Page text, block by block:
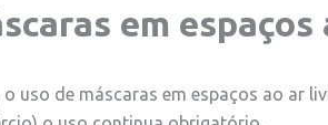
em
uso de máscaras em espaços ao ar